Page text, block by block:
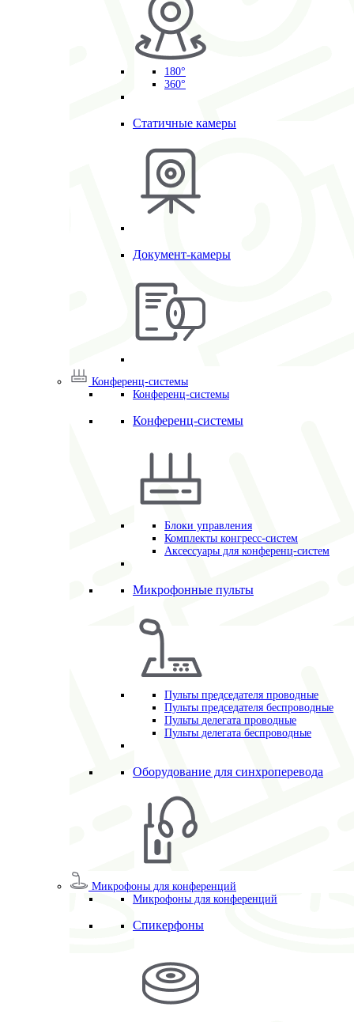
180°
360°
Статичные камеры
Документ-камеры
Конференц-системы
Конференц-системы
Конференц-системы
Блоки управления
Комплекты конгресс-систем
Аксессуары для конференц-систем
Микрофонные пульты
Пульты председателя проводные
Пульты председателя беспроводные
Пульты делегата проводные
Пульты делегата беспроводные
Оборудование для синхроперевода
Микрофоны для конференций
Микрофоны для конференций
Спикерфоны